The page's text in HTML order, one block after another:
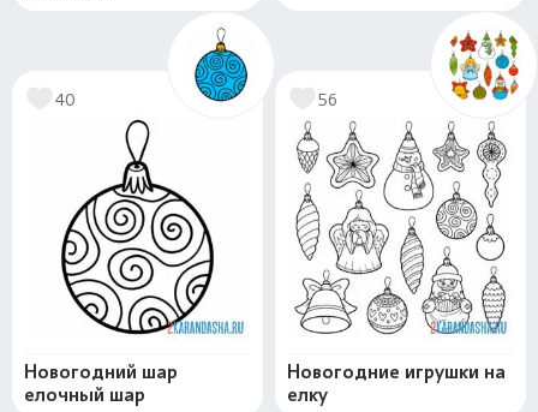
40
Новогодний шар
елочный шар
56
Новогодние игрушки на
елку